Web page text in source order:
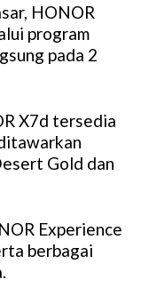
HONOR
program
pada 2
X7d tersedia
Gold dan
Experience
berbagai